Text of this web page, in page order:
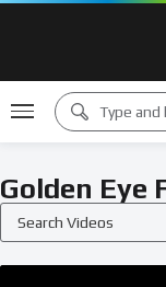
Golden Eye